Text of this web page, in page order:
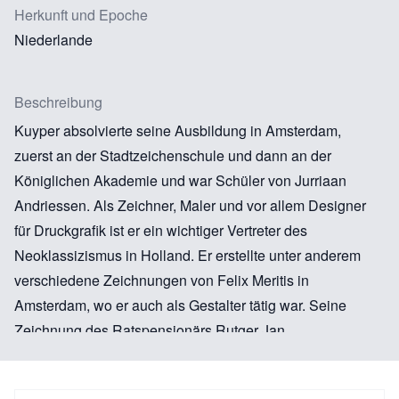
Herkunft und Epoche
Niederlande
Beschreibung
Kuyper absolvierte seine Ausbildung in Amsterdam,
zuerst an der Stadtzeichenschule und dann an der
Königlichen Akademie und war Schüler von Jurriaan
Andriessen. Als Zeichner, Maler und vor allem Designer
für Druckgrafik ist er ein wichtiger Vertreter des
Neoklassizismus in Holland. Er erstellte unter anderem
verschiedene Zeichnungen von Felix Meritis in
Amsterdam, wo er auch als Gestalter tätig war. Seine
Zeichnung des Ratspensionärs Rutger Jan